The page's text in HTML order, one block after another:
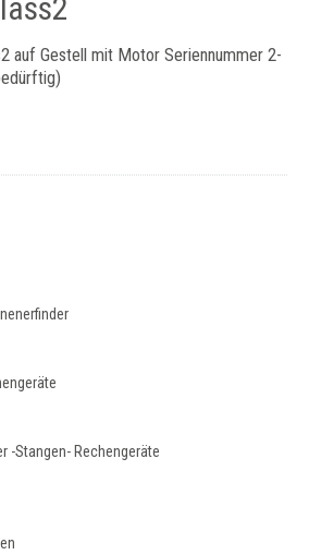
auf Gestell mit Motor Seriennummer 2-
-Stangen- Rechengeräte